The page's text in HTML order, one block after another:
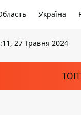
Україна
27 Травня 2024